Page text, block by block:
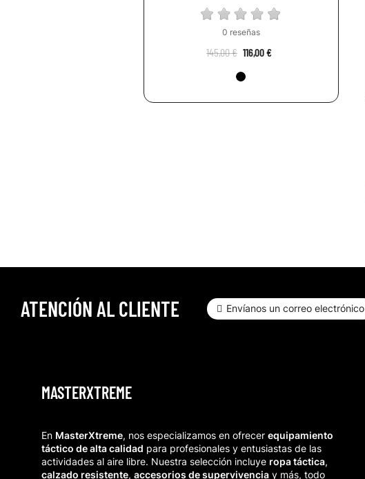
0 reseñas
145,00 € 116,00 €
ATENCIÓN AL CLIENTE Envíanos un correo electrónico
MASTERXTREME
En MasterXtreme, nos especializamos en ofrecer equipamiento
táctico de alta calidad para profesionales y entusiastas de las
actividades al aire libre. Nuestra selección incluye ropa táctica,
calzado resistente, accesorios de supervivencia y más, todo